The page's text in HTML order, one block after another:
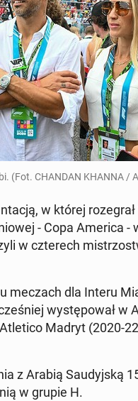
(Fot. CHANDAN KHANNA /
w której roze­grał
- Copa America -
w czterech
meczach dla Interu
wys­tępował
Madryt (2020-
z Arabią Saudyjską
w grupie H.